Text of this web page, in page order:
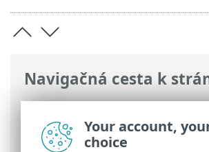
Navigačná cesta k
ESET Online pomocník>
Antivirus
>Rozšírené
Aktualizácie> Možnosti
Your account,
choice